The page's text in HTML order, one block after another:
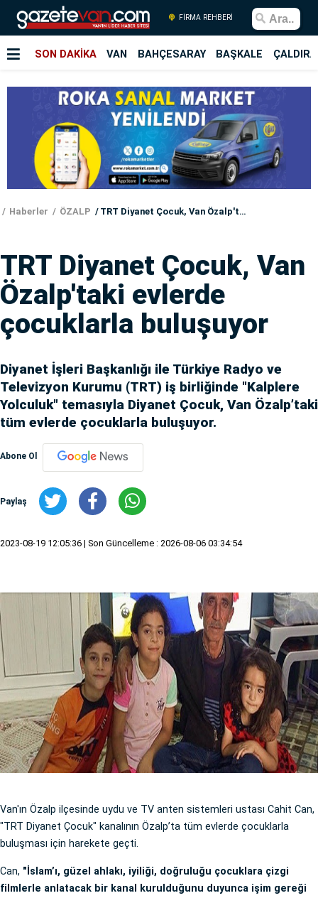
FİRMA REHBERİ
SON DAKİKA VAN BAHÇESARAY BAŞKALE
Haberler ÖZALP TRT Diyanet Çocuk, Van Özalp'taki evlerde çocuklarla buluşuyor
TRT Diyanet Çocuk, Van
Özalp'taki evlerde
çocuklarla buluşuyor
Diyanet İşleri Başkanlığı ile Türkiye Radyo ve
Televizyon Kurumu (TRT) iş birliğinde "Kalplere
Yolculuk" temasıyla Diyanet Çocuk, Van Özalp’taki
tüm evlerde çocuklarla buluşuyor.
Abone Ol
Paylaş
2023-08-19 12:05:36 | Son Güncelleme : 2026-08-06 03:34:54
Van'ın Özalp ilçesinde uydu ve TV anten sistemleri ustası Cahit Can,
"TRT Diyanet Çocuk" kanalının Özalp’ta tüm evlerde çocuklarla
buluşması için harekete geçti.
Can, "İslam’ı, güzel ahlakı, iyiliği, doğruluğu çocuklara çizgi
filmlerle anlatacak bir kanal kurulduğunu duyunca işim gereği